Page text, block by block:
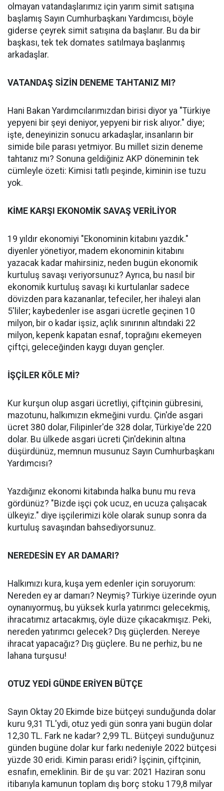
olmayan vatandaşlarımız için yarım simit satışına
başlamış Sayın Cumhurbaşkanı Yardımcısı, böyle
giderse çeyrek simit satışına da başlanır. Bu da bir
başkası, tek tek domates satılmaya başlanmış
arkadaşlar.
VATANDAŞ SİZİN DENEME TAHTANIZ MI?
Hani Bakan Yardımcılarımızdan birisi diyor ya "Türkiye
yepyeni bir şeyi deniyor, yepyeni bir risk alıyor." diye;
işte, deneyinizin sonucu arkadaşlar, insanların bir
simide bile parası yetmiyor. Bu millet sizin deneme
tahtanız mı? Sonuna geldiğiniz AKP döneminin tek
cümleyle özeti: Kimisi tatlı peşinde, kiminin ise tuzu
yok.
KİME KARŞI EKONOMİK SAVAŞ VERİLİYOR
19 yıldır ekonomiyi "Ekonominin kitabını yazdık."
diyenler yönetiyor, madem ekonominin kitabını
yazacak kadar mahirsiniz, neden bugün ekonomik
kurtuluş savaşı veriyorsunuz? Ayrıca, bu nasıl bir
ekonomik kurtuluş savaşı ki kurtulanlar sadece
dövizden para kazananlar, tefeciler, her ihaleyi alan
5'liler; kaybedenler ise asgari ücretle geçinen 10
milyon, bir o kadar işsiz, açlık sınırının altındaki 22
milyon, kepenk kapatan esnaf, toprağını ekemeyen
çiftçi, geleceğinden kaygı duyan gençler.
İŞÇİLER KÖLE Mİ?
Kur kurşun olup asgari ücretliyi, çiftçinin gübresini,
mazotunu, halkımızın ekmeğini vurdu. Çin'de asgari
ücret 380 dolar, Filipinler'de 328 dolar, Türkiye'de 220
dolar. Bu ülkede asgari ücreti Çin'dekinin altına
düşürdünüz, memnun musunuz Sayın Cumhurbaşkanı
Yardımcısı?
Yazdığınız ekonomi kitabında halka bunu mu reva
gördünüz? "Bizde işçi çok ucuz, en ucuza çalışacak
ülkeyiz." diye işçilerimizi köle olarak sunup sonra da
kurtuluş savaşından bahsediyorsunuz.
NEREDESİN EY AR DAMARI?
Halkımızı kura, kuşa yem edenler için soruyorum:
Nereden ey ar damarı? Neymiş? Türkiye üzerinde oyun
oynanıyormuş, bu yüksek kurla yatırımcı gelecekmiş,
ihracatımız artacakmış, öyle düze çıkacakmışız. Peki,
nereden yatırımcı gelecek? Dış güçlerden. Nereye
ihracat yapacağız? Dış güçlere. Bu ne perhiz, bu ne
lahana turşusu!
OTUZ YEDİ GÜNDE ERİYEN BÜTÇE
Sayın Oktay 20 Ekimde bize bütçeyi sunduğunda dolar
kuru 9,31 TL'ydi, otuz yedi gün sonra yani bugün dolar
12,30 TL. Fark ne kadar? 2,99 TL. Bütçeyi sunduğunuz
günden bugüne dolar kur farkı nedeniyle 2022 bütçesi
yüzde 30 eridi. Kimin parası eridi? İşçinin, çiftçinin,
esnafın, emeklinin. Bir de şu var: 2021 Haziran sonu
itibarıyla kamunun toplam dış borç stoku 179,8 milyar